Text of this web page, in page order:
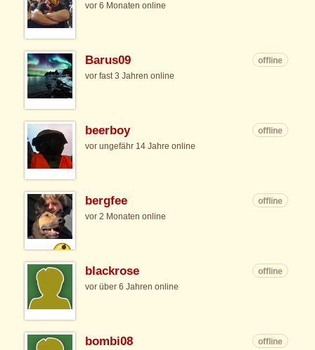
vor 6 Monaten online
Barus09
offline
vor fast 3 Jahren online
beerboy
offline
vor ungefähr 14 Jahre online
bergfee
offline
vor 2 Monaten online
blackrose
offline
vor über 6 Jahren online
bombi08
offline